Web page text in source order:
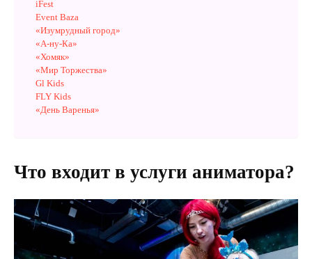
iFest
Event Baza
«Изумрудный город»
«А-ну-Ка»
«Хомяк»
«Мир Торжества»
Gl Kids
FLY Kids
«День Варенья»
Что входит в услуги аниматора?